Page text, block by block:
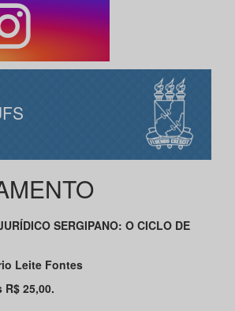
SERGIPANO: O CICLO DE
Leite Fontes
25,00.